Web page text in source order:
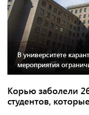
В университете
мероприятия
Корью заболели
студентов,